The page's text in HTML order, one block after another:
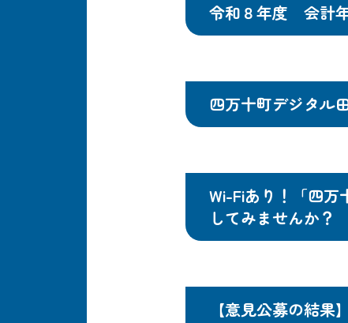
令和８年度 会計
四万十町デジタル
Wi-Fiあり！「四万
してみませんか？
【意見公募の結